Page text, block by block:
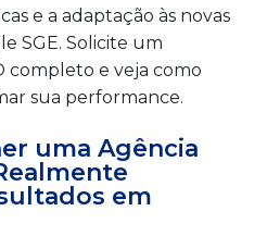
e a adaptação às novas
SGE. Solicite um
completo e veja como
sua performance.
uma Agência
em